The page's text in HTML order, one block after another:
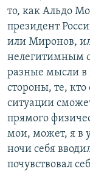
то, как Альдо
президент
или Миронов,
нелегитимным
разные мысли в
стороны, те,
ситуации
прямого
мои, может, я в
ночи себя
почувствовал